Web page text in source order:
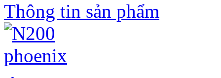
Thông tin sản phẩm